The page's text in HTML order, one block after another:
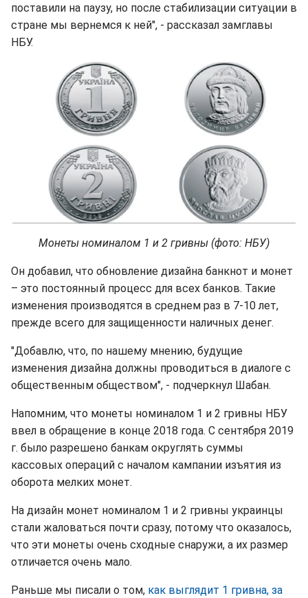
поставили на паузу, но после стабилизации ситуации в
стране мы вернемся к ней", - рассказал замглавы
НБУ.
Монеты номиналом 1 и 2 гривны (фото: НБУ)
Он добавил, что обновление дизайна банкнот и монет
– это постоянный процесс для всех банков. Такие
изменения производятся в среднем раз в 7-10 лет,
прежде всего для защищенности наличных денег.
"Добавлю, что, по нашему мнению, будущие
изменения дизайна должны проводиться в диалоге с
общественным обществом", - подчеркнул Шабан.
Напомним, что монеты номиналом 1 и 2 гривны НБУ
ввел в обращение в конце 2018 года. С сентября 2019
г. было разрешено банкам округлять суммы
кассовых операций с началом кампании изъятия из
оборота мелких монет.
На дизайн монет номиналом 1 и 2 гривны украинцы
стали жаловаться почти сразу, потому что оказалось,
что эти монеты очень сходные снаружи, а их размер
отличается очень мало.
Раньше мы писали о том, как выглядит 1 гривна, за